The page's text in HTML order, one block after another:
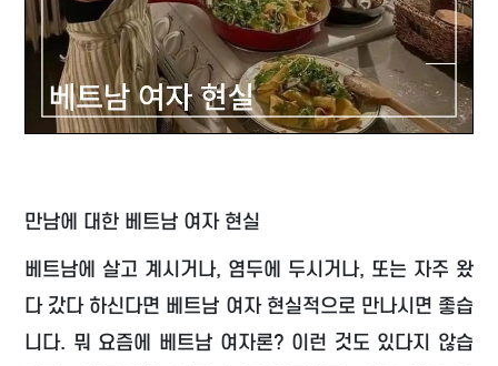
만남에 대한 베트남 여자 현실
베트남에 살고 계시거나, 염두에 두시거나, 또는 자주 왔
다 갔다 하신다면 베트남 여자 현실적으로 만나시면 좋습
니다. 뭐 요즘에 베트남 여자론? 이런 것도 있다지 않습